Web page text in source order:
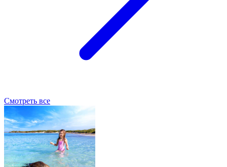
Смотреть все